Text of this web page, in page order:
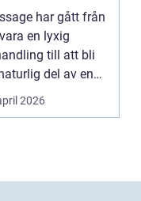
mer energi i
har gått från
en lyxig
till att bli
del av en
livsst...
2026